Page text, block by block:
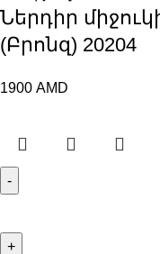
Ներդիր
(Բրոնզ) 20204
1900 AMD